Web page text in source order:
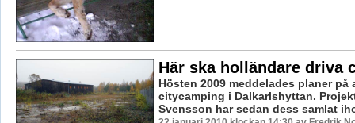
Här ska holländare driva
Hösten 2009 meddelades planer på
citycamping i Dalkarlshyttan.
Svensson har sedan dess samlat